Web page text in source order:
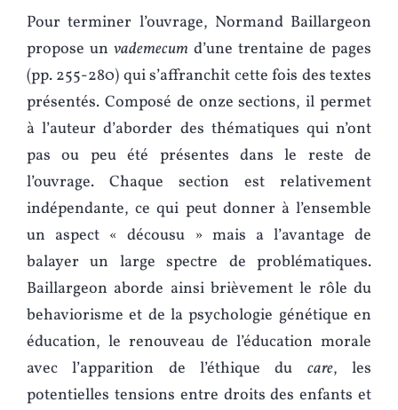
Pour terminer l’ouvrage, Normand Baillargeon
propose un vademecum d’une trentaine de pages
(pp. 255-280) qui s’affranchit cette fois des textes
présentés. Composé de onze sections, il permet
à l’auteur d’aborder des thématiques qui n’ont
pas ou peu été présentes dans le reste de
l’ouvrage. Chaque section est relativement
indépendante, ce qui peut donner à l’ensemble
un aspect « décousu » mais a l’avantage de
balayer un large spectre de problématiques.
Baillargeon aborde ainsi brièvement le rôle du
behaviorisme et de la psychologie génétique en
éducation, le renouveau de l’éducation morale
avec l’apparition de l’éthique du care, les
potentielles tensions entre droits des enfants et